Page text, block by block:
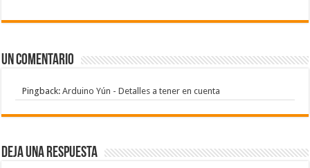
Un comentario
Pingback:Arduino Yún - Detalles a tener en cuenta
Deja una respuesta